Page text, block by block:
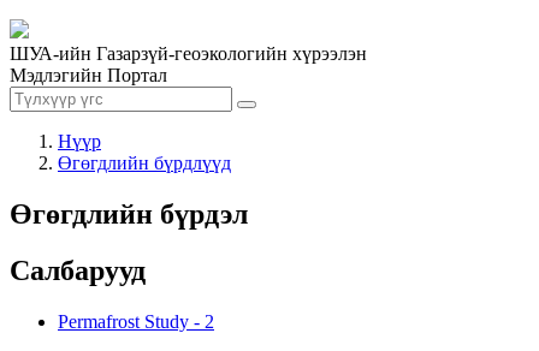
ШУА-ийн Газарзүй-геоэкологийн хүрээлэн
Мэдлэгийн Портал
Нүүр
Өгөгдлийн бүрдлүүд
Өгөгдлийн бүрдэл
Салбарууд
Permafrost Study - 2